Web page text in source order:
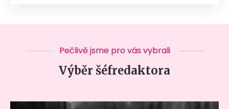
Pečlivě jsme pro vás vybrali
Výběr šéfredaktora